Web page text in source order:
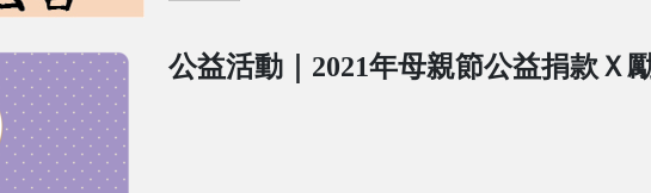
公益活動｜2021年母親節公益捐款Ｘ